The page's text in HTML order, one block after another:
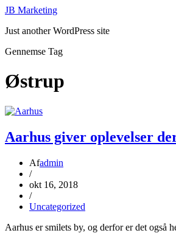
JB Marketing
Just another WordPress site
Gennemse Tag
Østrup
Aarhus giver oplevelser
Afadmin
/
okt 16, 2018
/
Uncategorized
Aarhus er smilets by, og derfor er det også